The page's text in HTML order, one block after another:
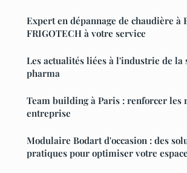
Expert en dépannage de chaudière à
FRIGOTECH à votre service
Les actualités liées à l'industrie de la
pharma
Team building à Paris : renforcer les
entreprise
Modulaire Bodart d'occasion : des
pratiques pour optimiser votre espace